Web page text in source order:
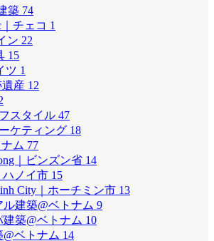
築 74
｜チェコ 1
ン 22
15
ツ 1
遺産 12
スタイル 47
ケティング 18
ム 77
｜ビンズン省 14
ハノイ市 15
City｜ホーチミン市 13
ル建築@ベトナム 9
築@ベトナム 10
ベトナム 14